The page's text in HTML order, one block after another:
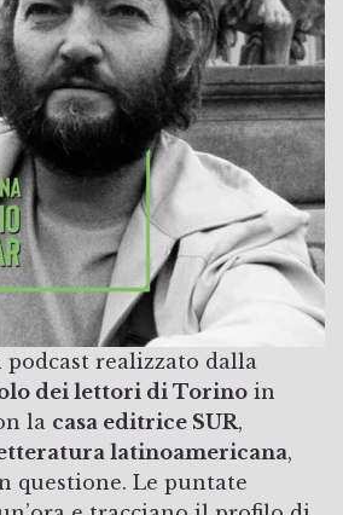
podcast realizzato dalla
dei lettori di Torino in
la casa editrice SUR,
latinoamericana,
questione. Le puntate